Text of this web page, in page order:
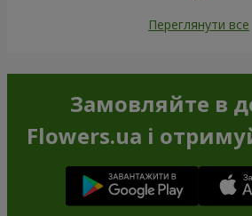
Переглянути все
Замовляйте в
Flowers.ua і